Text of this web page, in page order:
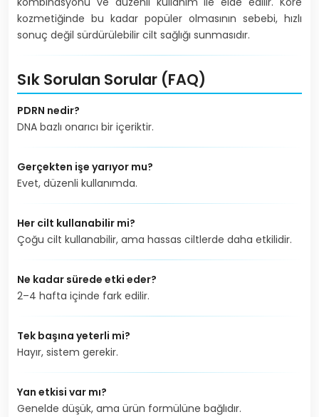
kozmetiğinde bu kadar popüler olmasının sebebi, hızlı
sonuç değil sürdürülebilir cilt sağlığı sunmasıdır.
Sık Sorulan Sorular (FAQ)
PDRN nedir?
DNA bazlı onarıcı bir içeriktir.
Gerçekten işe yarıyor mu?
Evet, düzenli kullanımda.
Her cilt kullanabilir mi?
Çoğu cilt kullanabilir, ama hassas ciltlerde daha etkilidir.
Ne kadar sürede etki eder?
2–4 hafta içinde fark edilir.
Tek başına yeterli mi?
Hayır, sistem gerekir.
Yan etkisi var mı?
Genelde düşük, ama ürün formülüne bağlıdır.